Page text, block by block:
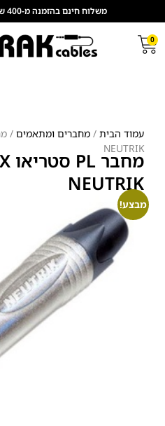
משלוח חינם בהזמנה מ-400 ש"ח לאזור המרכז והשפלה
0
עמוד הבית / מחברים ומתאמים
NEUTRIK
NEUTRIK
מבצע!